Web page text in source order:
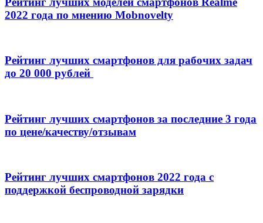
2022 года по мнению Mobnovelty
Рейтинг лучших смартфонов для рабочих задач
до 20 000 рублей
Рейтинг лучших смартфонов за последние 3 года
по цене/качеству/отзывам
Рейтинг лучших смартфонов 2022 года с
поддержкой беспроводной зарядки